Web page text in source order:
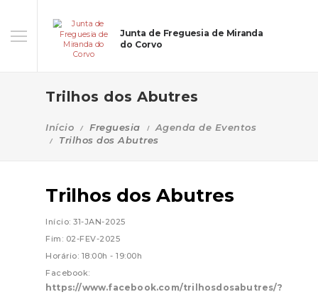
Junta de Freguesia de Miranda
do Corvo
Trilhos dos Abutres
Início Freguesia
Agenda de Eventos
Trilhos dos Abutres
Trilhos dos Abutres
Início: 31-JAN-2025
Fim: 02-FEV-2025
Horário: 18:00h - 19:00h
Facebook:
https://www.facebook.com/trilhosdosabutres/?